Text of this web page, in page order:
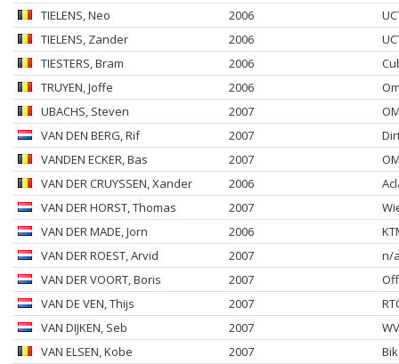
TIELENS, Neo 2006
TIELENS, Zander 2006
TIESTERS, Bram 2006
TRUYEN, Joffe 2006
UBACHS, Steven 2007
VAN DEN BERG, Rif 2007
VANDEN ECKER, Bas 2007
VAN DER CRUYSSEN, Xander 2006
VAN DER HORST, Thomas 2007
VAN DER MADE, Jorn 2006
VAN DER ROEST, Arvid 2007
n/
VAN DER VOORT, Boris 2007
VAN DE VEN, Thijs 2007
VAN DIJKEN, Seb 2007
VAN ELSEN, Kobe 2007